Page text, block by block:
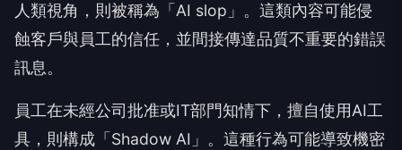
人類視角，則被稱為「AI slop」。這類內容可能侵
蝕客戶與員工的信任，並間接傳達品質不重要的錯誤
訊息。
員工在未經公司批准或IT部門知情下，擅自使用AI工
具，則構成「Shadow AI」。這種行為可能導致機密